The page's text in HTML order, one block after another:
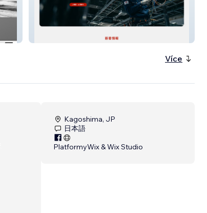
佳山電気設備株式会社
Více
Kagoshima, JP
日本語
PlatformyWix & Wix Studio